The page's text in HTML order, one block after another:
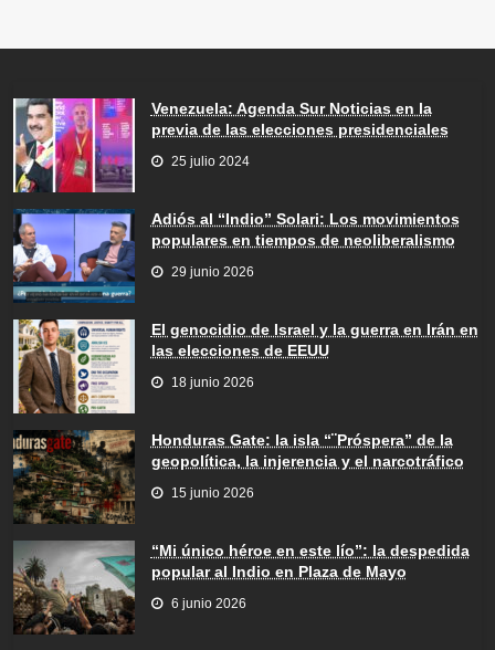
Venezuela: Agenda Sur Noticias en la
previa de las elecciones presidenciales
25 julio 2024
Adiós al “Indio” Solari: Los movimientos
populares en tiempos de neoliberalismo
29 junio 2026
El genocidio de Israel y la guerra en Irán en
las elecciones de EEUU
18 junio 2026
Honduras Gate: la isla “¨Próspera” de la
geopolítica, la injerencia y el narcotráfico
15 junio 2026
“Mi único héroe en este lío”: la despedida
popular al Indio en Plaza de Mayo
6 junio 2026